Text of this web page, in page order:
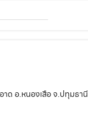
ด อ.หนองเสือ จ.ปทุมธานี